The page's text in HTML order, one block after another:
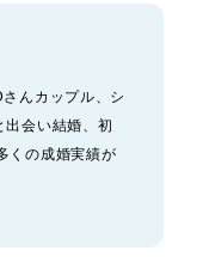
んカップル、シ
出会い結婚、初
くの成婚実績が